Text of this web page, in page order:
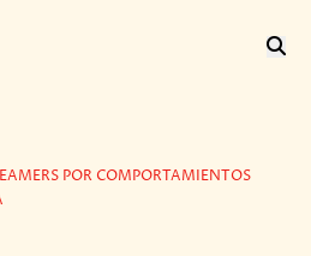
POR COMPORTAMIENTOS